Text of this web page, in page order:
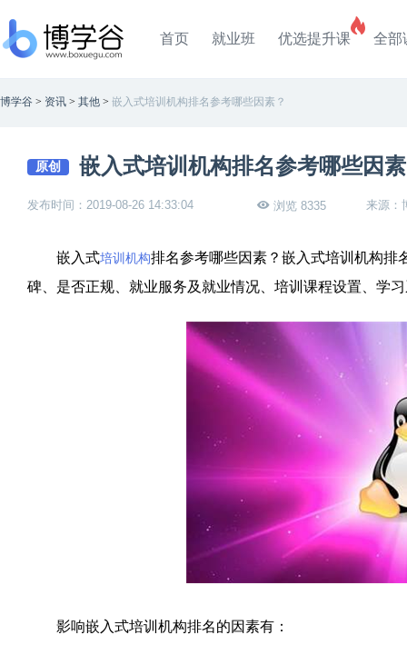
首页 就业班 优选提升课 全部
博学谷 > 资讯 > 其他 > 嵌入式培训机构排名参考哪些因素？
原创 嵌入式培训机构排名参考哪些因
发布时间：2019-08-26 14:33:04 浏览 8335 来源：
嵌入式培训机构排名参考哪些因素？嵌入式培训机构排
碑、是否正规、就业服务及就业情况、培训课程设置、学
影响嵌入式培训机构排名的因素有：